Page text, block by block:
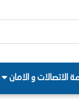
الاتصالات و الامان